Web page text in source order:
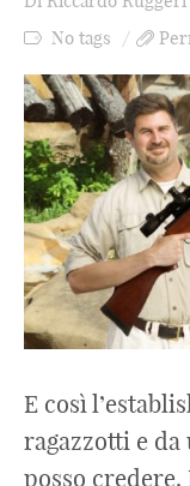
No tags
E così
ragazzotti e da
posso